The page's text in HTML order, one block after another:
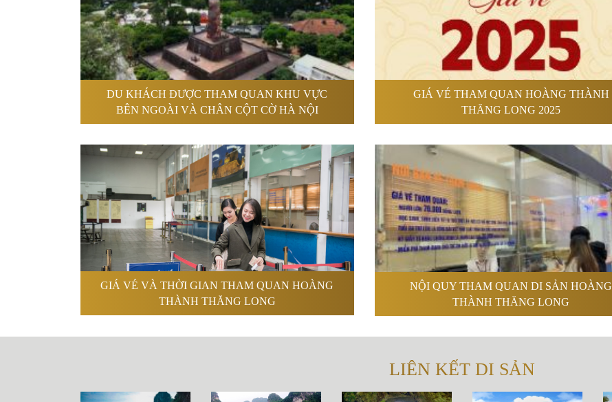
DU KHÁCH ĐƯỢC THAM QUAN KHU VỰC
BÊN NGOÀI VÀ CHÂN CỘT CỜ HÀ NỘI
GIÁ VÉ THAM QUAN HOÀNG THÀNH
THĂNG LONG 2025
GIÁ VÉ VÀ THỜI GIAN THAM QUAN HOÀNG
THÀNH THĂNG LONG
NỘI QUY THAM QUAN DI SẢN HOÀNG
THÀNH THĂNG LONG
LIÊN KẾT DI SẢN